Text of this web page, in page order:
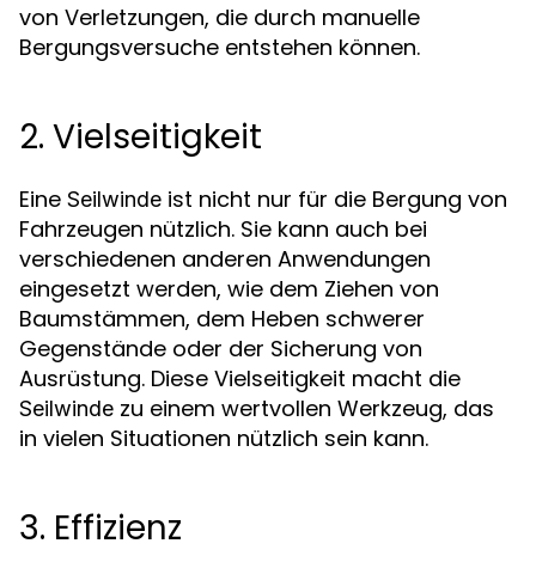
von Verletzungen, die durch manuelle
Bergungsversuche entstehen können.
2. Vielseitigkeit
Eine Seilwinde ist nicht nur für die Bergung von
Fahrzeugen nützlich. Sie kann auch bei
verschiedenen anderen Anwendungen
eingesetzt werden, wie dem Ziehen von
Baumstämmen, dem Heben schwerer
Gegenstände oder der Sicherung von
Ausrüstung. Diese Vielseitigkeit macht die
Seilwinde zu einem wertvollen Werkzeug, das
in vielen Situationen nützlich sein kann.
3. Effizienz